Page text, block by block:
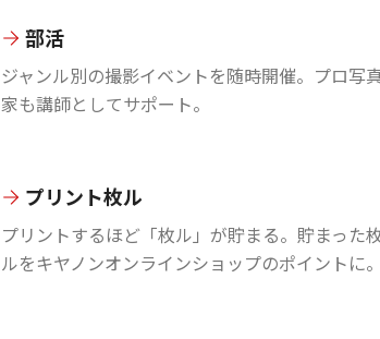
部活
ジャンル別の撮影イベントを随時開催。プロ写
家も講師としてサポート。
プリント枚ル
プリントするほど「枚ル」が貯まる。貯まった
ルをキヤノンオンラインショップのポイントに。